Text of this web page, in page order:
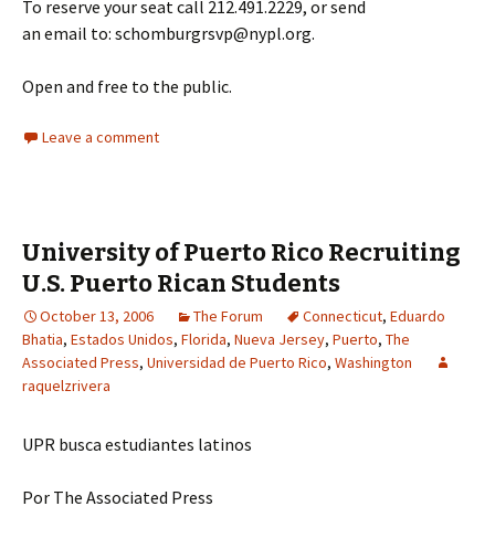
To reserve your seat call 212.491.2229, or send
an email to: schomburgrsvp@nypl.org.
Open and free to the public.
Leave a comment
University of Puerto Rico Recruiting
U.S. Puerto Rican Students
October 13, 2006 The Forum Connecticut, Eduardo
Bhatia, Estados Unidos, Florida, Nueva Jersey, Puerto, The
Associated Press, Universidad de Puerto Rico, Washington
raquelzrivera
UPR busca estudiantes latinos
Por The Associated Press